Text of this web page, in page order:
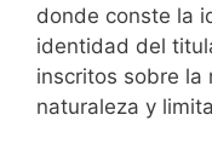
donde conste la
identidad del
inscritos sobre la
naturaleza y